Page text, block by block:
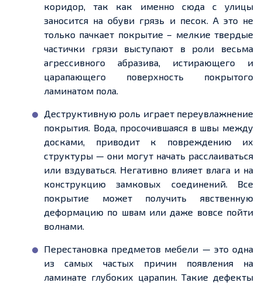
коридор, так как именно сюда с улицы
заносится на обуви грязь и песок. А это не
только пачкает покрытие – мелкие твердые
частички грязи выступают в роли весьма
агрессивного абразива, истирающего и
царапающего поверхность покрытого
ламинатом пола.
Деструктивную роль играет переувлажнение
покрытия. Вода, просочившаяся в швы между
досками, приводит к повреждению их
структуры — они могут начать расслаиваться
или вздуваться. Негативно влияет влага и на
конструкцию замковых соединений. Все
покрытие может получить явственную
деформацию по швам или даже вовсе пойти
волнами.
Перестановка предметов мебели — это одна
из самых частых причин появления на
ламинате глубоких царапин. Такие дефекты